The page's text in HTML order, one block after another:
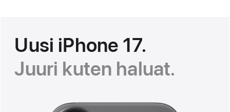
Uusi iPhone 17.
Juuri kuten haluat.